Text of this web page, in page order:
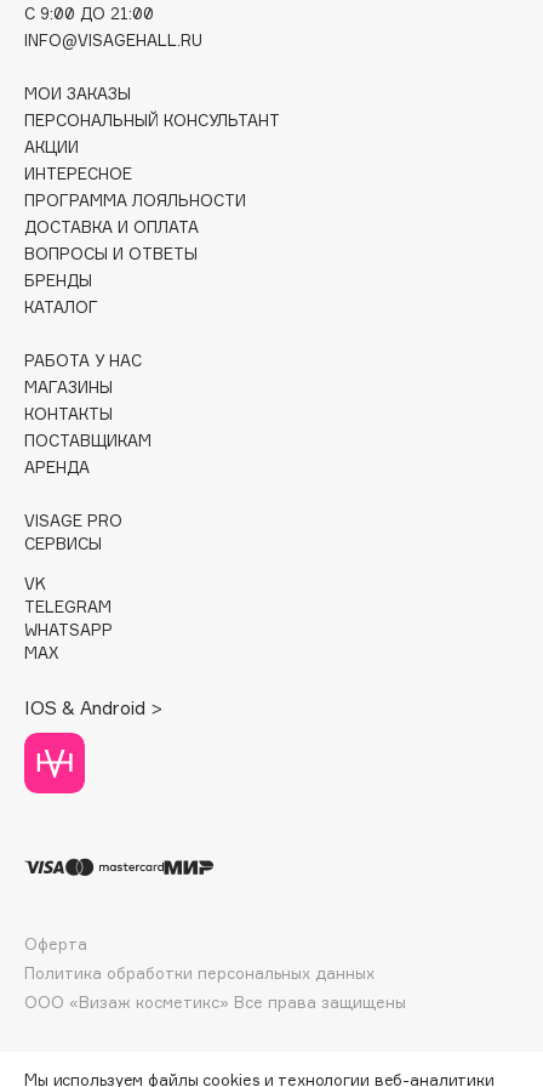
Collagenina
Consly
CosRX
Cottolina
Crescina
Cunzite
Curaprox
d'Alba
DARLING*
Davines
Dessange
Dior
Divage
Dolce & Gabbana
Dolomit
Dorco
Dr.Althea
Dr.Jart+
DSD de Luxe
Dyson
C 9:00 ДО 21:00
INFO@VISAGEHALL.RU
МОИ ЗАКАЗЫ
ПЕРСОНАЛЬНЫЙ КОНСУЛЬТАНТ
АКЦИИ
ИНТЕРЕСНОЕ
ПРОГРАММА ЛОЯЛЬНОСТИ
ДОСТАВКА И ОПЛАТА
ВОПРОСЫ И ОТВЕТЫ
БРЕНДЫ
КАТАЛОГ
РАБОТА У НАС
МАГАЗИНЫ
КОНТАКТЫ
ПОСТАВЩИКАМ
АРЕНДА
VISAGE PRO
СЕРВИСЫ
VK
TELEGRAM
WHATSAPP
MAX
IOS & Android >
ООО «Визаж косметикс» Все права защищены
Оферта
Политика обработки персональных данных
Мы используем файлы cookies и технологии веб-аналитики